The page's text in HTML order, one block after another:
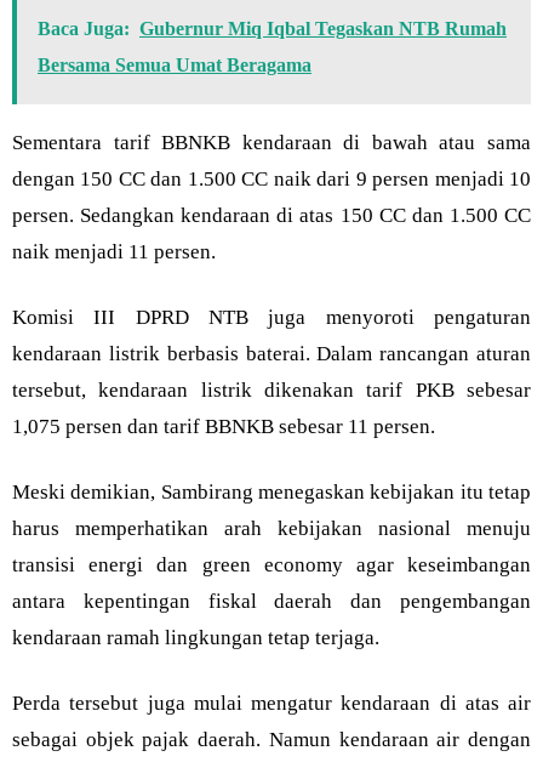
Baca Juga: Gubernur Miq Iqbal Tegaskan NTB Rumah
Bersama Semua Umat Beragama
Sementara tarif BBNKB kendaraan di bawah atau sama
dengan 150 CC dan 1.500 CC naik dari 9 persen menjadi 10
persen. Sedangkan kendaraan di atas 150 CC dan 1.500 CC
naik menjadi 11 persen.
Komisi III DPRD NTB juga menyoroti pengaturan
kendaraan listrik berbasis baterai. Dalam rancangan aturan
tersebut, kendaraan listrik dikenakan tarif PKB sebesar
1,075 persen dan tarif BBNKB sebesar 11 persen.
Meski demikian, Sambirang menegaskan kebijakan itu tetap
harus memperhatikan arah kebijakan nasional menuju
transisi energi dan green economy agar keseimbangan
antara kepentingan fiskal daerah dan pengembangan
kendaraan ramah lingkungan tetap terjaga.
Perda tersebut juga mulai mengatur kendaraan di atas air
sebagai objek pajak daerah. Namun kendaraan air dengan